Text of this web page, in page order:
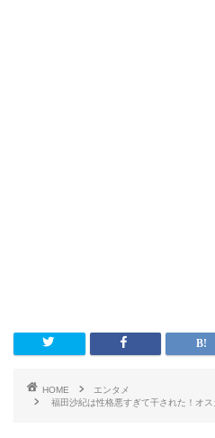
HOME
エンタメ
福田沙紀は性格悪すぎて干された！オ